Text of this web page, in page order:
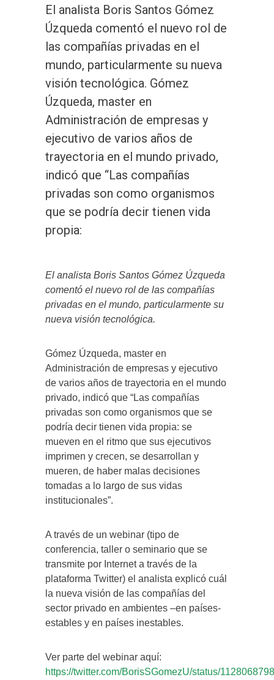
El analista Boris Santos Gómez
Úzqueda comentó el nuevo rol de
las compañías privadas en el
mundo, particularmente su nueva
visión tecnológica. Gómez
Úzqueda, master en
Administración de empresas y
ejecutivo de varios años de
trayectoria en el mundo privado,
indicó que “Las compañías
privadas son como organismos
que se podría decir tienen vida
propia:
El analista Boris Santos Gómez Úzqueda
comentó el nuevo rol de las compañías
privadas en el mundo, particularmente su
nueva visión tecnológica.
Gómez Úzqueda, master en
Administración de empresas y ejecutivo
de varios años de trayectoria en el mundo
privado, indicó que “Las compañías
privadas son como organismos que se
podría decir tienen vida propia: se
mueven en el ritmo que sus ejecutivos
imprimen y crecen, se desarrollan y
mueren, de haber malas decisiones
tomadas a lo largo de sus vidas
institucionales”.
A través de un webinar (tipo de
conferencia, taller o seminario que se
transmite por Internet a través de la
plataforma Twitter) el analista explicó cuál
la nueva visión de las compañías del
sector privado en ambientes –en países-
estables y en países inestables.
Ver parte del webinar aquí:
https://twitter.com/BorisSGomezU/status/